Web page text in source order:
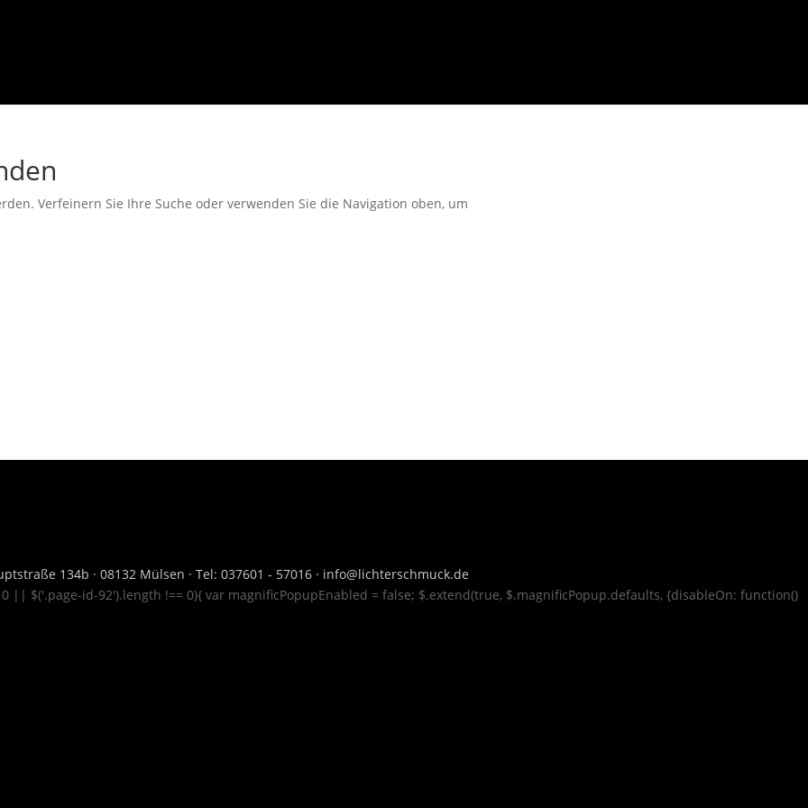
Verfeinern Sie Ihre Suche oder verwenden Sie die Navigation oben, um
134b · 08132 Mülsen · Tel: 037601 - 57016 · info@lichterschmuck.de
|| $('.page-id-92').length !== 0){ var magnificPopupEnabled = false; $.extend(true, $.magnificPopup.defaults, {disableOn: function()